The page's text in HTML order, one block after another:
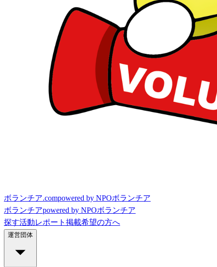
ボランチア.compowered by NPOボランチア
ボランチアpowered by NPOボランチア
探す活動レポート 掲載希望の方へ
運営団体